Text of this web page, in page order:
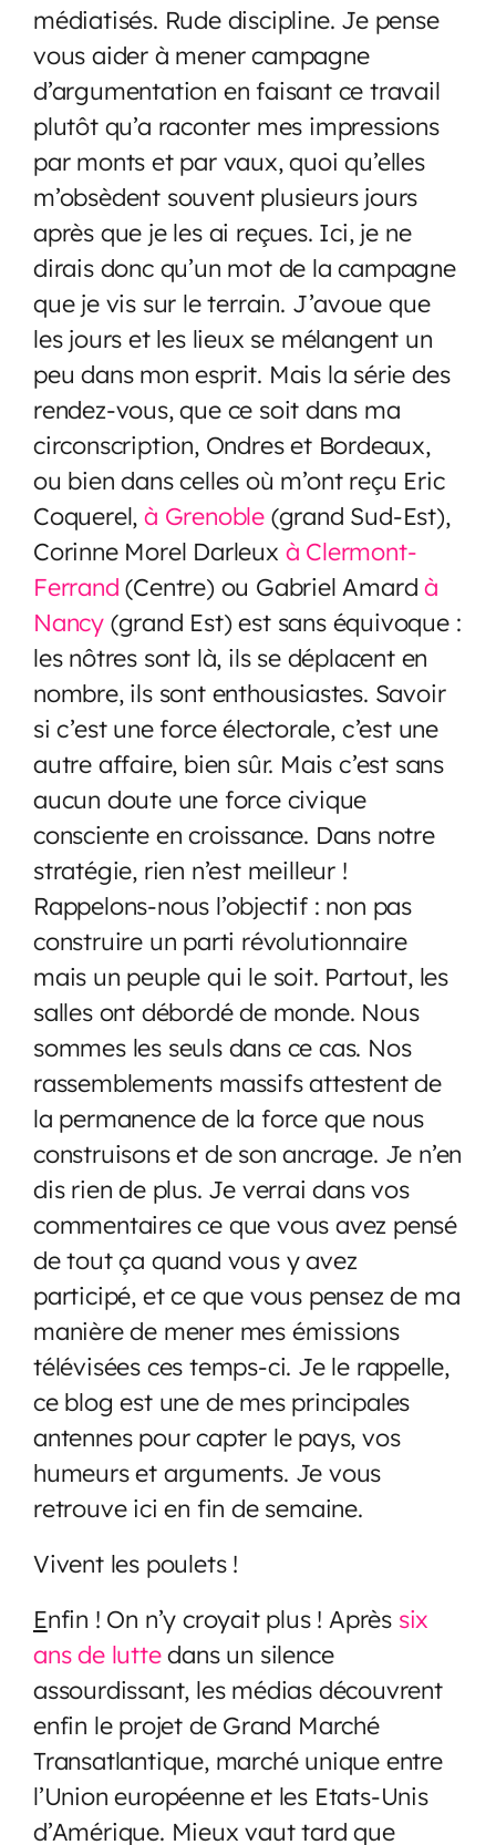
médiatisés. Rude discipline. Je pense
vous aider à mener campagne
d’argumentation en faisant ce travail
plutôt qu’a raconter mes impressions
par monts et par vaux, quoi qu’elles
m’obsèdent souvent plusieurs jours
après que je les ai reçues. Ici, je ne
dirais donc qu’un mot de la campagne
que je vis sur le terrain. J’avoue que
les jours et les lieux se mélangent un
peu dans mon esprit. Mais la série des
rendez-vous, que ce soit dans ma
circonscription, Ondres et Bordeaux,
ou bien dans celles où m’ont reçu Eric
Coquerel,à Grenoble (grand Sud-Est),
Corinne Morel Darleux à Clermont-
Ferrand (Centre) ou Gabriel Amardà
Nancy (grand Est) est sans équivoque :
les nôtres sont là, ils se déplacent en
nombre, ils sont enthousiastes. Savoir
si c’est une force électorale, c’est une
autre affaire, bien sûr. Mais c’est sans
aucun doute une force civique
consciente en croissance. Dans notre
stratégie, rien n’est meilleur !
Rappelons-nous l’objectif : non pas
construire un parti révolutionnaire
mais un peuple qui le soit. Partout, les
salles ont débordé de monde. Nous
sommes les seuls dans ce cas. Nos
rassemblements massifs attestent de
la permanence de la force que nous
construisons et de son ancrage. Je n’en
dis rien de plus. Je verrai dans vos
commentaires ce que vous avez pensé
de tout ça quand vous y avez
participé, et ce que vous pensez de ma
manière de mener mes émissions
télévisées ces temps-ci. Je le rappelle,
ce blog est une de mes principales
antennes pour capter le pays, vos
humeurs et arguments. Je vous
retrouve ici en fin de semaine.
Vivent les poulets !
Enfin ! On n’y croyait plus ! Après six
ans de luttedans un silence
assourdissant, les médias découvrent
enfin le projet de Grand Marché
Transatlantique, marché unique entre
l’Union européenne et les Etats-Unis
d’Amérique. Mieux vaut tard que